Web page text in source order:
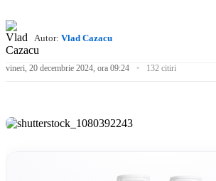
Autor: Vlad Cazacu
vineri, 20 decembrie 2024, ora 09:24 132 citiri